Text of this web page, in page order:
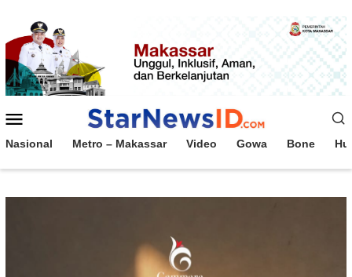
konten
Mobile
Nasional Metro – Makassar Video Gowa Bone